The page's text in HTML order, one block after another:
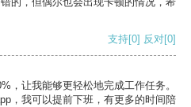
支持[0] 反对[0]
，让我能够更轻松地完成工作任务。
，我可以提前下班，有更多的时间陪